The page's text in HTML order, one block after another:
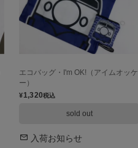
エコバッグ・I'm OK!（アイムオッケ
ー）
¥1,320税込
sold out
入荷お知らせ